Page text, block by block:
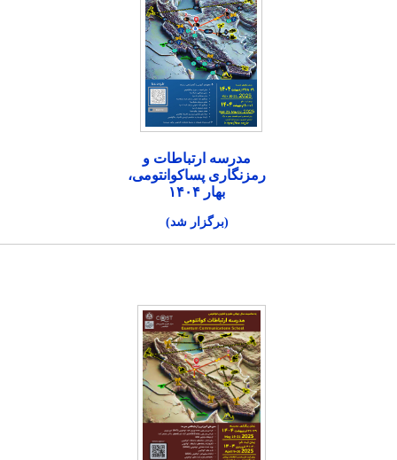
مدرسه ارتباطات و
رمزنگاری پساکوانتومی،
بهار ۱۴۰۴
(برگزار شد)